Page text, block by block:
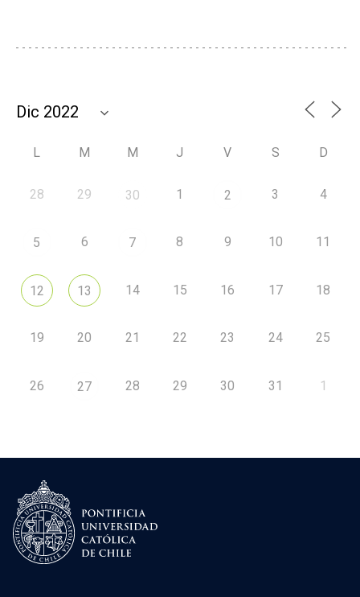
L M M J V S D
28 29 30 1 2 3 4
5 6 7 8 9 10 11
12 13 14 15 16 17 18
19 20 21 22 23 24 25
26 27 28 29 30 31 1